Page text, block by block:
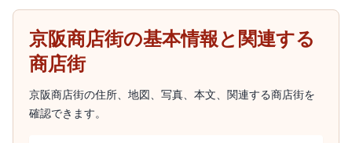
京阪商店街の基本情報と関連する
商店街
京阪商店街の住所、地図、写真、本文、関連する商店街を
確認できます。